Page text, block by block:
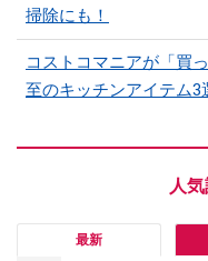
掃除にも！
コストコマニアが「買
至のキッチンアイテム
最新